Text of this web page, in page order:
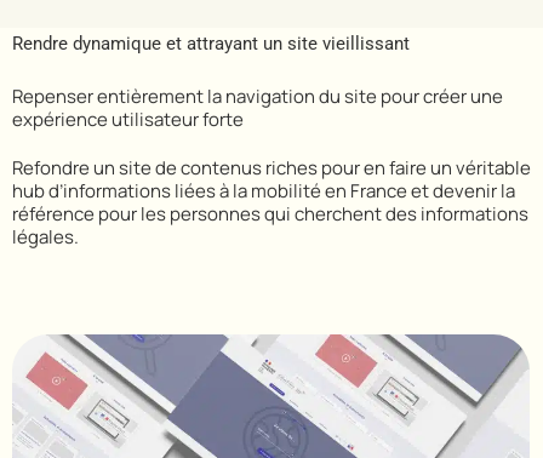
Rendre dynamique et attrayant un site vieillissant
Repenser entièrement la navigation du site pour créer une
expérience utilisateur forte
Refondre un site de contenus riches pour en faire un véritable
hub d’informations liées à la mobilité en France et devenir la
référence pour les personnes qui cherchent des informations
légales.